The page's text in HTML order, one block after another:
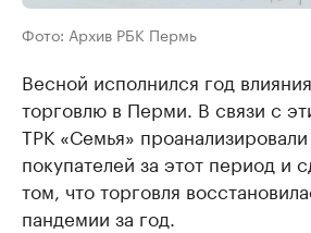
Фото: Архив РБК Пермь
Весной исполнился год
торговлю в Перми. В связи с
ТРК «Семья»
покупателей за этот период и
том, что торговля
пандемии за год.